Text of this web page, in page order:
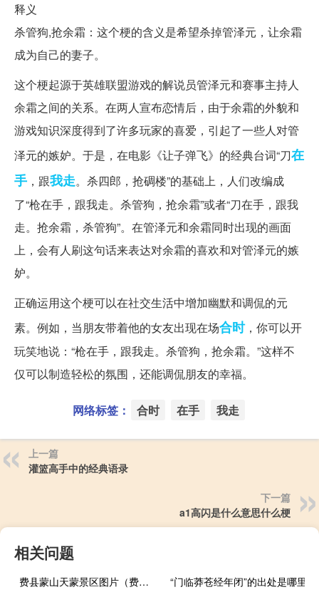
释义
杀管狗,抢余霜：这个梗的含义是希望杀掉管泽元，让余霜
成为自己的妻子。
这个梗起源于英雄联盟游戏的解说员管泽元和赛事主持人
余霜之间的关系。在两人宣布恋情后，由于余霜的外貌和
游戏知识深度得到了许多玩家的喜爱，引起了一些人对管
泽元的嫉妒。于是，在电影《让子弹飞》的经典台词“刀在
手 ，跟我走。杀四郎，抢碉楼”的基础上，人们改编成
了“枪在手，跟我走。杀管狗，抢余霜”或者“刀在手，跟我
走。抢余霜，杀管狗”。在管泽元和余霜同时出现的画面
上，会有人刷这句话来表达对余霜的喜欢和对管泽元的嫉
妒。
正确运用这个梗可以在社交生活中增加幽默和调侃的元
素。例如，当朋友带着他的女友出现在场合时，你可以开
玩笑地说：“枪在手，跟我走。杀管狗，抢余霜。”这样不
仅可以制造轻松的氛围，还能调侃朋友的幸福。
网络标签： 合时 在手 我走
上一篇
灌篮高手中的经典语录
下一篇
a1高闪是什么意思什么梗
相关问题
费县蒙山天蒙景区图片（费县蒙山天蒙景区）
“门临莽苍经年闭”的出处是哪里